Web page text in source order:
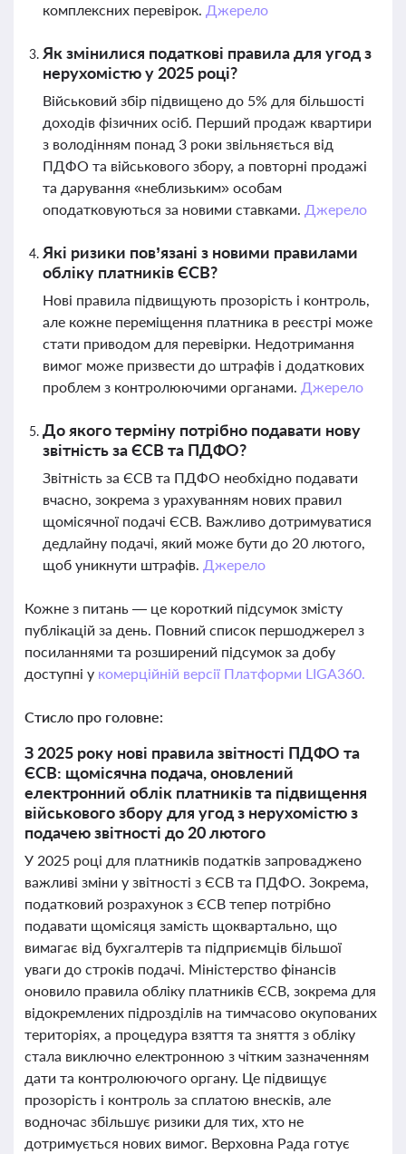
комплексних перевірок. Джерело
Як змінилися податкові правила для угод з
нерухомістю у 2025 році?
Військовий збір підвищено до 5% для більшості
доходів фізичних осіб. Перший продаж квартири
з володінням понад 3 роки звільняється від
ПДФО та військового збору, а повторні продажі
та дарування «неблизьким» особам
оподатковуються за новими ставками. Джерело
Які ризики пов’язані з новими правилами
обліку платників ЄСВ?
Нові правила підвищують прозорість і контроль,
але кожне переміщення платника в реєстрі може
стати приводом для перевірки. Недотримання
вимог може призвести до штрафів і додаткових
проблем з контролюючими органами. Джерело
До якого терміну потрібно подавати нову
звітність за ЄСВ та ПДФО?
Звітність за ЄСВ та ПДФО необхідно подавати
вчасно, зокрема з урахуванням нових правил
щомісячної подачі ЄСВ. Важливо дотримуватися
дедлайну подачі, який може бути до 20 лютого,
щоб уникнути штрафів. Джерело
Кожне з питань — це короткий підсумок змісту
публікацій за день. Повний список першоджерел з
посиланнями та розширений підсумок за добу
доступні у комерційній версії Платформи LIGA360.
Стисло про головне:
З 2025 року нові правила звітності ПДФО та
ЄСВ: щомісячна подача, оновлений
електронний облік платників та підвищення
військового збору для угод з нерухомістю з
подачею звітності до 20 лютого
У 2025 році для платників податків запроваджено
важливі зміни у звітності з ЄСВ та ПДФО. Зокрема,
податковий розрахунок з ЄСВ тепер потрібно
подавати щомісяця замість щоквартально, що
вимагає від бухгалтерів та підприємців більшої
уваги до строків подачі. Міністерство фінансів
оновило правила обліку платників ЄСВ, зокрема для
відокремлених підрозділів на тимчасово окупованих
територіях, а процедура взяття та зняття з обліку
стала виключно електронною з чітким зазначенням
дати та контролюючого органу. Це підвищує
прозорість і контроль за сплатою внесків, але
водночас збільшує ризики для тих, хто не
дотримується нових вимог. Верховна Рада готує